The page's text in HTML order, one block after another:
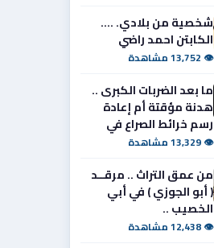
شخصية من بلادي. ....
الكابتن احمد راضي
👁 13,752 مشاهدة
ما بعد الضربات الكبرى ..
هدنة مؤقتة أم إعادة
رسم خرائط الصراع في
👁 13,329 مشاهدة
من عمق التراث .. مرقــد
( أبو الجوزي ) في أبي
الخصيب ..
👁 12,438 مشاهدة